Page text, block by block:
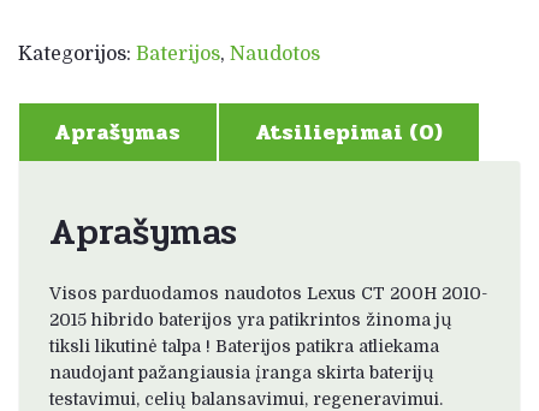
Kategorijos: Baterijos, Naudotos
Aprašymas Atsiliepimai (0)
Aprašymas
Visos parduodamos naudotos Lexus CT 200H 2010-
2015 hibrido baterijos yra patikrintos žinoma jų
tiksli likutinė talpa ! Baterijos patikra atliekama
naudojant pažangiausia įranga skirta baterijų
testavimui, celių balansavimui, regeneravimui.